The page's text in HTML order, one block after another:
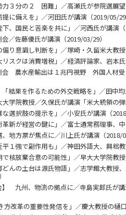
力３分の２ 困難」／高瀬氏が参院選展
に備えを」／河田氏が講演（2019/05/
、国民と苦楽を共に」／河西氏が講演
／佐藤優氏が講演（2019/03/29）
り意識し判断を」／塚崎・久留米大教
スクは消費増税」／経済評論家、岩本
会 農水産輸出は１兆円視野 外国人材受
結果を作るための外交戦略を」／田中
学院教授／久保氏が講演「米大統領の
選択肢の提示を」／小安氏が講演（
新が経営の鍵に」／富士通常務理事、
地方票が焦点に／川上氏が講演（2018/
１強で副作用も」／神田外語大、興梠
核放棄合意の可能性」／早大大学院教
んの土台は源氏物語」／志学館大教授
】 九州、物流の拠点に／寺島実郎氏が
方改革の重要性発信を」／慶大教授の樋